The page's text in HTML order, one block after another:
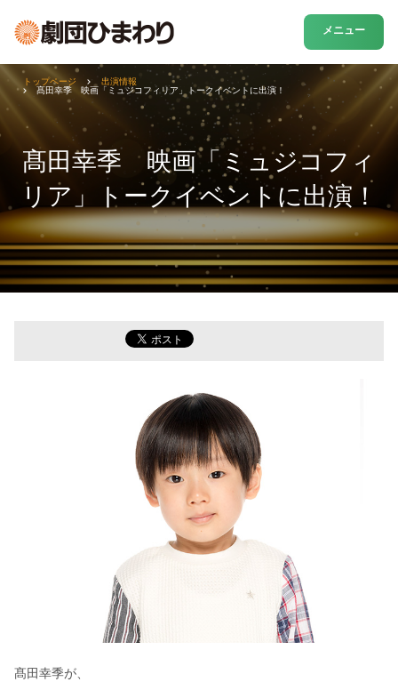
メニュー
髙田幸季 映画「ミュジコフィ
リア」トークイベントに出演！
トップページ
出演情報
髙田幸季 映画「ミュジコフィリア」トークイベントに出演！
髙田幸季が、